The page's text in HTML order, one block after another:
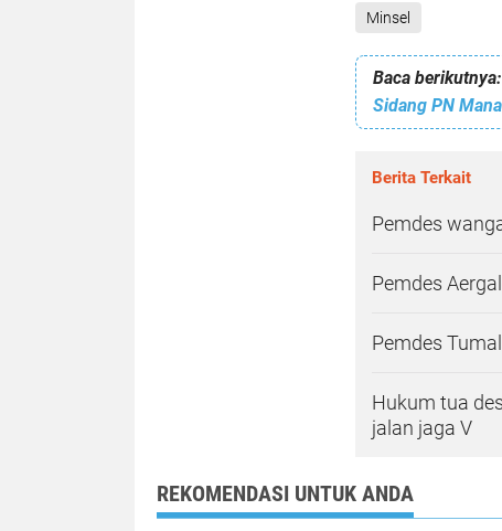
Minsel
Baca berikutnya:
Berita Terkait
Pemdes
Pemdes
Pemdes
Hukum tua
jalan jaga V
REKOMENDASI UNTUK ANDA